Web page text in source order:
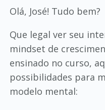
Olá, José! Tudo bem?
Que legal ver seu
mindset de
ensinado no curso,
possibilidades para
modelo mental: